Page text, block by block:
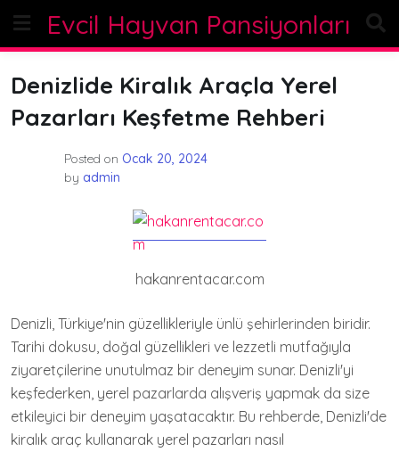
content
Evcil Hayvan Pansiyonları
Denizlide Kiralık Araçla Yerel
Pazarları Keşfetme Rehberi
Posted on Ocak 20, 2024
by admin
hakanrentacar.com
Denizli, Türkiye'nin güzellikleriyle ünlü şehirlerinden biridir.
Tarihi dokusu, doğal güzellikleri ve lezzetli mutfağıyla
ziyaretçilerine unutulmaz bir deneyim sunar. Denizli'yi
keşfederken, yerel pazarlarda alışveriş yapmak da size
etkileyici bir deneyim yaşatacaktır. Bu rehberde, Denizli'de
kiralık araç kullanarak yerel pazarları nasıl